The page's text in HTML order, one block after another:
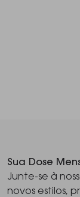
Sua Dose
Junte-se à
novos estilos,